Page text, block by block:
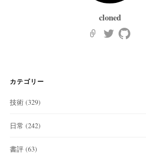
cloned
カテゴリー
技術 (329)
日常 (242)
書評 (63)